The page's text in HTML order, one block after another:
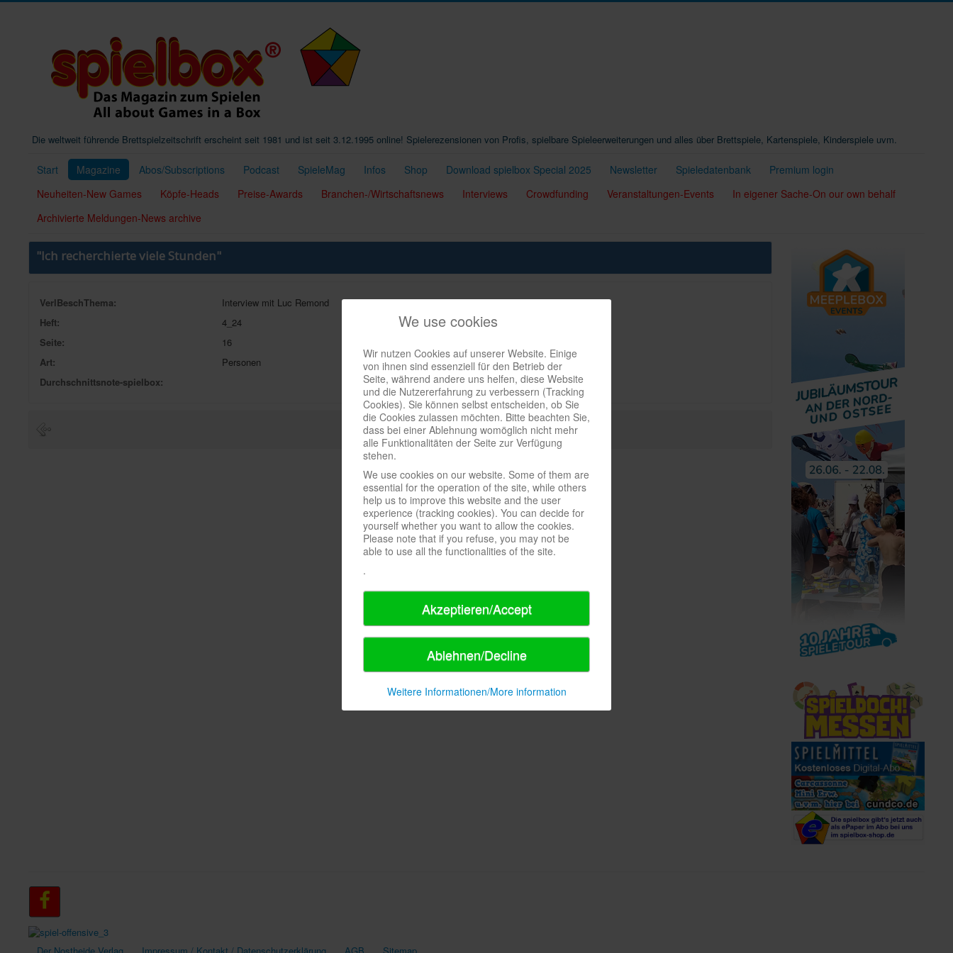
Die weltweit führende Brettspielzeitschrift erscheint seit 1981 und ist seit 3.12.1995 online! Spielerezensionen von Profis, spielbare Spieleerweiterungen und alles über Brettspiele, Kartenspiele, Kinderspiele uvm.
Start Magazine Abos/Subscriptions Podcast SpieleMag Infos Shop Download spielbox Special 2025 Newsletter Spieledatenbank
Premium login
Neuheiten-New Games
Köpfe-Heads Preise-Awards Branchen-/Wirtschaftsnews Interviews Crowdfunding Veranstaltungen-Events
In eigener Sache-On our own behalf
Archivierte Meldungen-News archive
"Ich recherchierte viele Stunden"
VerlBeschThema:
Interview mit Luc Remond
Heft:
4_24
Seite:
16
Art:
Personen
Durchschnittsnote-spielbox:
Der Nostheide Verlag Impressum / Kontakt / Datenschutzerklärung AGB Sitemap
We use cookies
Wir nutzen Cookies auf unserer Website. Einige
von ihnen sind essenziell für den Betrieb der
Seite, während andere uns helfen, diese Website
und die Nutzererfahrung zu verbessern (Tracking
Cookies). Sie können selbst entscheiden, ob Sie
die Cookies zulassen möchten. Bitte beachten Sie,
dass bei einer Ablehnung womöglich nicht mehr
alle Funktionalitäten der Seite zur Verfügung
stehen.
We use cookies on our website. Some of them are
essential for the operation of the site, while others
help us to improve this website and the user
experience (tracking cookies). You can decide for
yourself whether you want to allow the cookies.
Please note that if you refuse, you may not be
able to use all the functionalities of the site.
.
Akzeptieren/Accept
Ablehnen/Decline
Weitere Informationen/More information